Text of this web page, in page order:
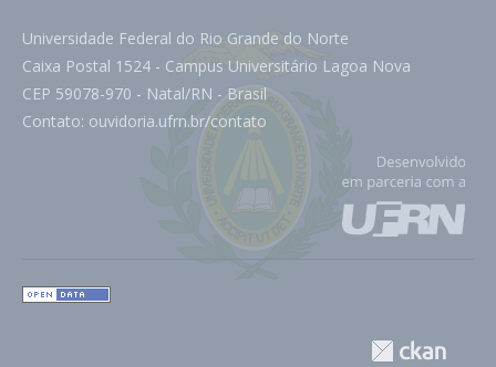
Universidade Federal do Rio Grande do Norte
Caixa Postal 1524 - Campus Universitário Lagoa Nova
CEP 59078-970 - Natal/RN - Brasil
Contato: ouvidoria.ufrn.br/contato